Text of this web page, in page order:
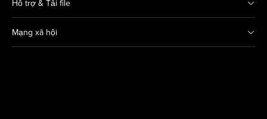
Hỗ trợ & Tải file
Mạng xã hội